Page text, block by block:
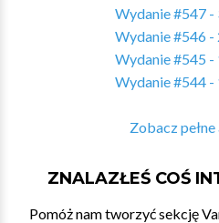
Wydanie #547
Wydanie #546
Wydanie #545
Wydanie #544
Zobacz
ZNALAZŁEŚ COŚ
Pomóż nam tworzyć sekcję